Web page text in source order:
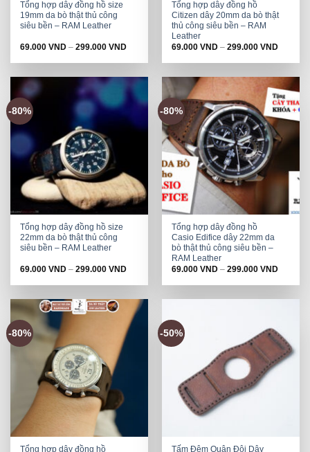
Tổng hợp dây đồng hồ size
19mm da bò thật thủ công
siêu bền – RAM Leather
69.000VND –299.000VND
Tổng hợp dây đồng hồ
Citizen dây 20mm da bò thật
thủ công siêu bền – RAM
Leather
69.000VND –299.000VND
-80%
Tổng hợp dây đồng hồ size
22mm da bò thật thủ công
siêu bền – RAM Leather
69.000VND –299.000VND
-80%
Tổng hợp dây đồng hồ
Casio Edifice dây 22mm da
bò thật thủ công siêu bền –
RAM Leather
69.000VND –299.000VND
-80%
Tổng hợp dây đồng hồ
-50%
Tấm Đệm Quân Đội Dây